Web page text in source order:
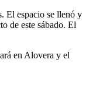
El espacio se llenó y
de este sábado. El
en Alovera y el